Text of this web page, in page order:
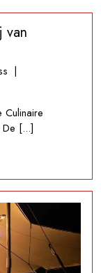
van
Ontdek
Verwennerij
van
en
Koud
Buffet
|
Culinaire
De [...]